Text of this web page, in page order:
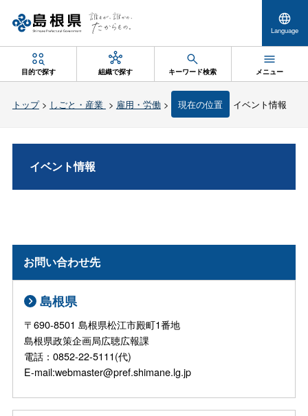
Language
目的で探す 組織で探す キーワード検索 メニュー
トップ> しごと・産業 > 雇用・労働 > 現在の位置 イベント情報
イベント情報
お問い合わせ先
島根県
〒690-8501 島根県松江市殿町1番地
島根県政策企画局広聴広報課
電話：0852-22-5111(代)
E-mail:webmaster@pref.shimane.lg.jp